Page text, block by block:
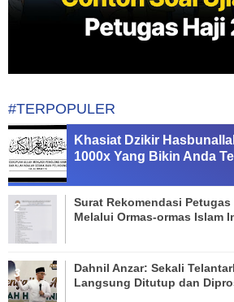
#TERPOPULER
Khasiat Dzikir
1000x Yang Bikin Anda
Surat Rekomendasi
Melalui Ormas-ormas Islam
Dahnil Anzar: Sekali
Langsung Ditutup dan